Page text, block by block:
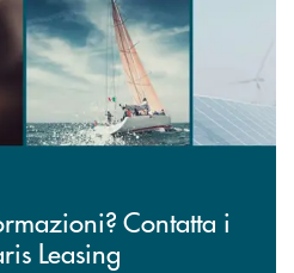
Contatta i
Leasing